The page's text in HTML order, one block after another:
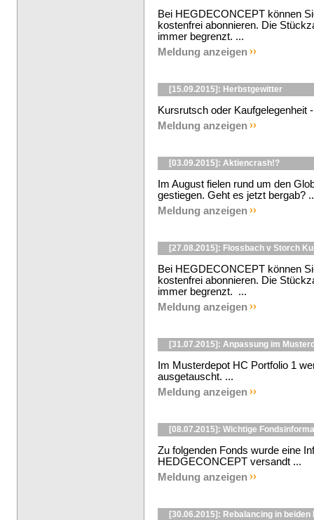
Bei HEGDECONCEPT können
kostenfrei abonnieren. Die
immer begrenzt. ...
Meldung anzeigen
[15.09.2015]: Herbstgewitter
Kursrutsch oder Kaufgelegenheit
Meldung anzeigen
[03.09.2015]: Aktiencrash!?
Im August fielen rund um den
gestiegen. Geht es jetzt bergab?
Meldung anzeigen
[27.08.2015]: Flossbach v Storch
Bei HEGDECONCEPT können
kostenfrei abonnieren. Die
immer begrenzt. ...
Meldung anzeigen
[31.07.2015]: Anpassung im
Im Musterdepot HC Portfolio 1
ausgetauscht. ...
Meldung anzeigen
[08.07.2015]: Wichtige
Zu folgenden Fonds wurde eine
HEDGECONCEPT versandt ...
Meldung anzeigen
[30.06.2015]: Rebalancing in